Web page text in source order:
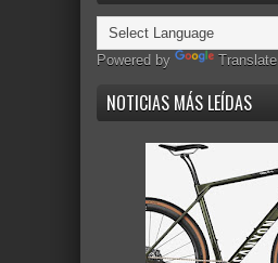
Powered by Translate
NOTICIAS MÁS LEÍDAS